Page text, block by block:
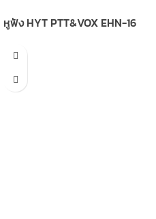
หูฟัง HYT PTT&VOX EHN-16